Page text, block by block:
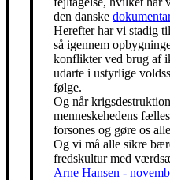
den danske
Herefter har vi stadig
så igennem
konflikter ved brug af
udarte i ustyrlige
følge.
Og når
menneskehedens
forsones og gøre os
Og vi må alle sikre
fredskultur med
Arne Hansen -